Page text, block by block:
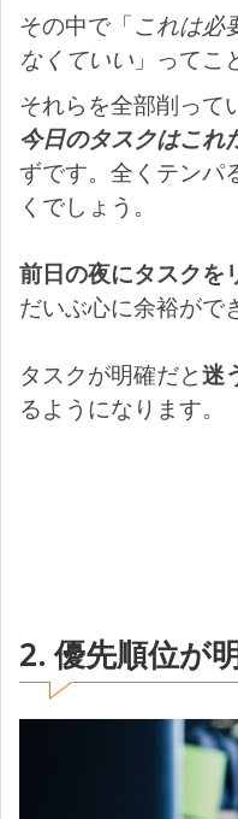
その中で「これは必
なくていい 」ってこ
それらを全部削って
今日のタスクはこれ
ずです。全くテンパ
くでしょう。
前日の夜にタスクを
だいぶ心に余裕がで
タスクが明確だと迷
るようになります。
2. 優先順位が